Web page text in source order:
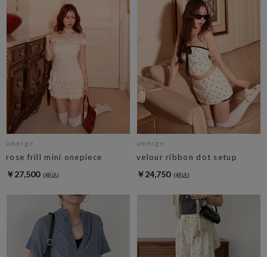
amerge.
rose frill mini onepiece
￥27,500
amerge.
velour ribbon dot setup
￥24,750